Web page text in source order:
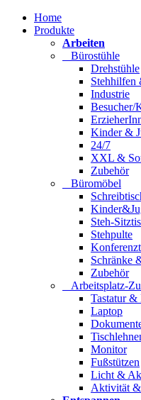
Home
Produkte
Arbeiten
Bürostühle
Drehstühle
Stehhilfen
Industrie
Besucher/
Kinder &
24/7
XXL &
Zubehör
Büromöbel
Steh-
Stehpulte
Schränke
Zubehör
Arbeitsplatz-
Tastatur &
Laptop
Monitor
Fußstützen
Licht &
Aktivität